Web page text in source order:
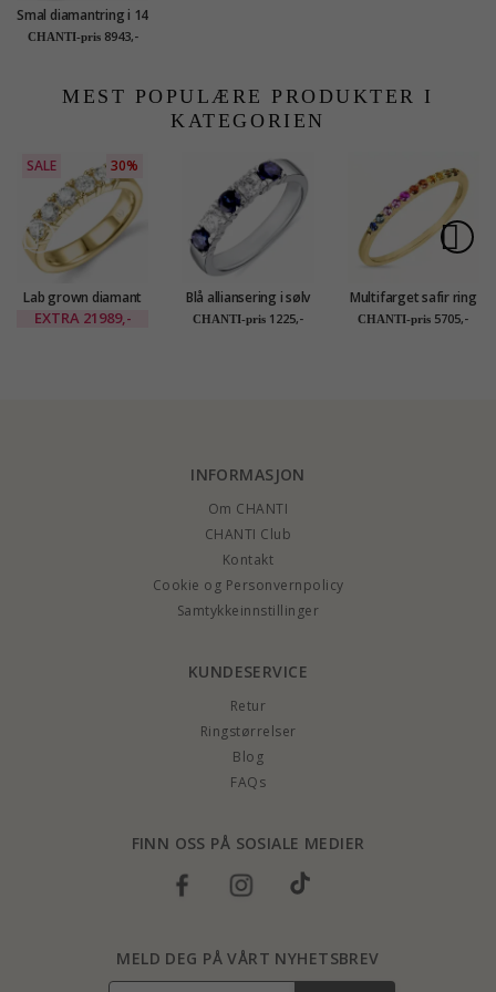
Smal diamantring i 14
karat gull 0,099 ct
CHANTI-pris 8943,-
MEST POPULÆRE PRODUKTER I
KATEGORIEN
SALE 30%
Lab grown diamant
alliansering i 14 karat
EXTRA 21989,-
Blå alliansering i sølv
CHANTI-pris 1225,-
Multifarget safir ring
i 9 karat gull
CHANTI-pris 5705,-
INFORMASJON
Om CHANTI
CHANTI Club
Kontakt
Cookie og Personvernpolicy
Samtykkeinnstillinger
KUNDESERVICE
Retur
Ringstørrelser
Blog
FAQs
FINN OSS PÅ SOSIALE MEDIER
MELD DEG PÅ VÅRT NYHETSBREV